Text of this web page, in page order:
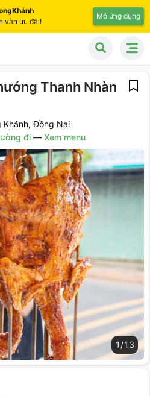
vàn ưu đãi!
Mở ứng dụng
Thanh Nhàn
Khánh, Đồng Nai
đi — Xem menu
1 /13